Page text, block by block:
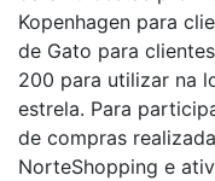
Kopenhagen para
de Gato para
200 para utilizar na
estrela. Para
de compras
NorteShopping e